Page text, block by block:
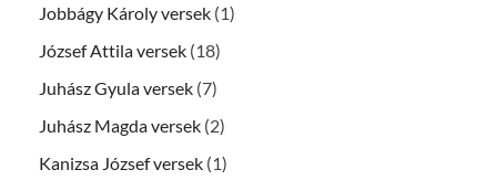
Jobbágy Károly versek (1)
József Attila versek (18)
Juhász Gyula versek (7)
Juhász Magda versek (2)
Kanizsa József versek (1)